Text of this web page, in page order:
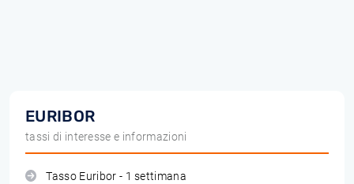
EURIBOR
tassi di interesse e informazioni
Tasso Euribor - 1 settimana